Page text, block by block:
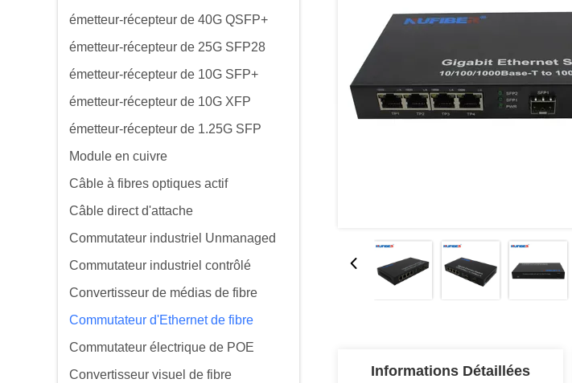
émetteur-récepteur de 40G QSFP+
émetteur-récepteur de 25G SFP28
émetteur-récepteur de 10G SFP+
émetteur-récepteur de 10G XFP
émetteur-récepteur de 1.25G SFP
Module en cuivre
Câble à fibres optiques actif
Câble direct d'attache
Commutateur industriel Unmanaged
Commutateur industriel contrôlé
Convertisseur de médias de fibre
Commutateur d'Ethernet de fibre
Commutateur électrique de POE
Convertisseur visuel de fibre
Informations Détaillées